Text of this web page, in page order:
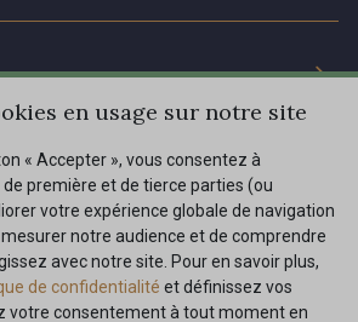
Belgique, International
fréquentes
FR EN
en usage sur notre site
« Accepter », vous consentez à
première et de tierce parties (ou
votre expérience globale de navigation
notre audience et de comprendre
avec notre site. Pour en savoir plus,
de confidentialité et définissez vos
votre consentement à tout moment en